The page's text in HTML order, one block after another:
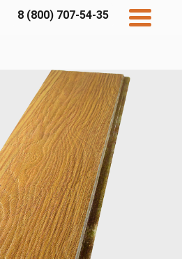
8 (800) 707-54-35
Фибратек
Fibraplank